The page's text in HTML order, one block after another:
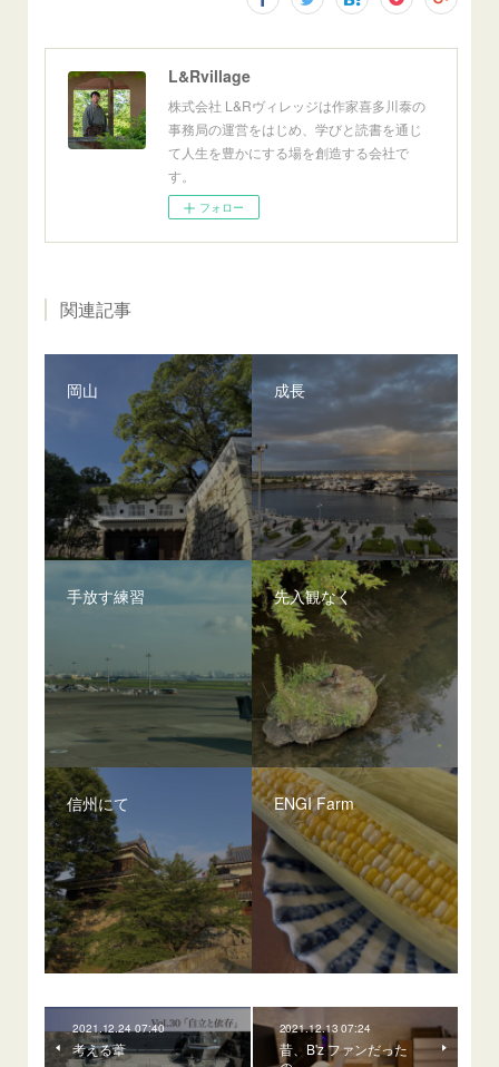
L&Rvillage
株式会社 L&Rヴィレッジは作家喜多川泰の
事務局の運営をはじめ、学びと読書を通じ
て人生を豊かにする場を創造する会社で
す。
フォロー
関連記事
岡山 成長
手放す練習 先入観なく
信州にて ENGI Farm
2021.12.24 07:40
考える葦
2021.12.13 07:24
昔、B'z ファンだった